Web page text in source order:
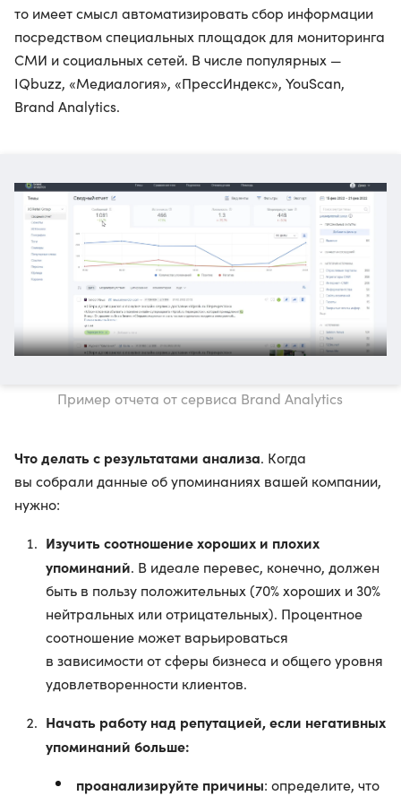
то имеет смысл автоматизировать сбор информации
посредством специальных площадок для мониторинга
СМИ и социальных сетей. В числе популярных —
IQbuzz, «Медиалогия», «ПрессИндекс», YouScan,
Brand Analytics.
Пример отчета от сервиса Brand Analytics
Что делать с результатами анализа. Когда
вы собрали данные об упоминаниях вашей компании,
нужно:
Изучить соотношение хороших и плохих
упоминаний. В идеале перевес, конечно, должен
быть в пользу положительных (70% хороших и 30%
нейтральных или отрицательных). Процентное
соотношение может варьироваться
в зависимости от сферы бизнеса и общего уровня
удовлетворенности клиентов.
Начать работу над репутацией, если негативных
упоминаний больше:
проанализируйте причины: определите, что